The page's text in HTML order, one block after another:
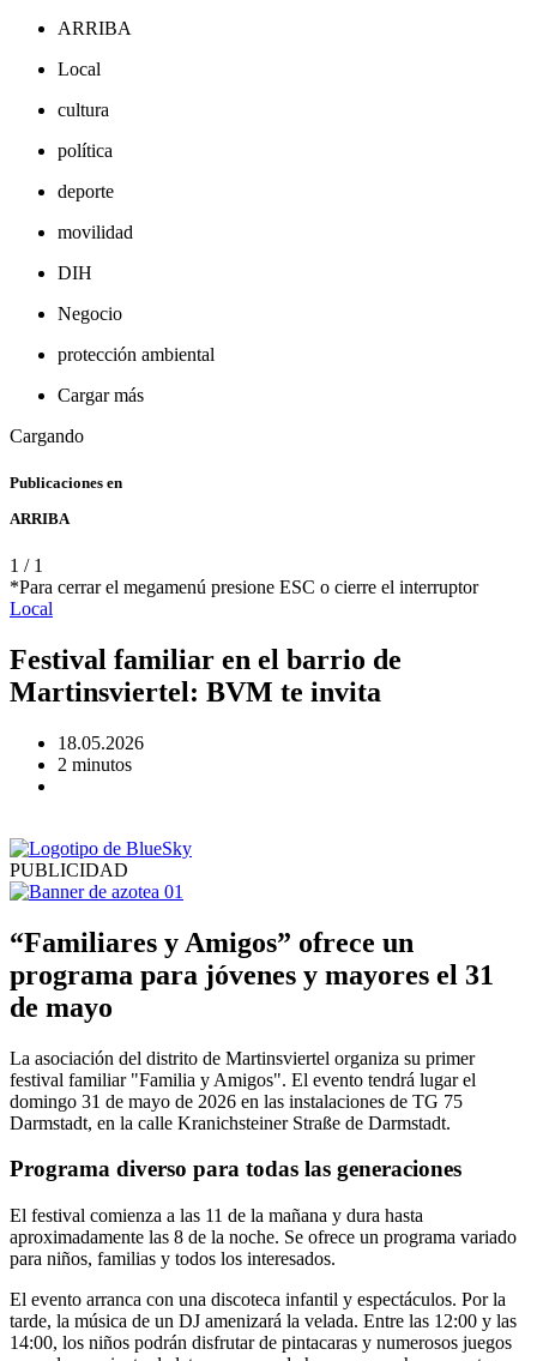
ARRIBA
Local
cultura
política
deporte
movilidad
DIH
Negocio
protección ambiental
Cargar más
Cargando
Publicaciones en
ARRIBA
1 / 1
*Para cerrar el megamenú presione ESC o cierre el interruptor
Local
Festival familiar en el barrio de
Martinsviertel: BVM te invita
18.05.2026
2 minutos
PUBLICIDAD
“Familiares y Amigos” ofrece un
programa para jóvenes y mayores el 31
de mayo
La asociación del distrito de Martinsviertel organiza su primer
festival familiar "Familia y Amigos". El evento tendrá lugar el
domingo 31 de mayo de 2026 en las instalaciones de TG 75
Darmstadt, en la calle Kranichsteiner Straße de Darmstadt.
Programa diverso para todas las generaciones
El festival comienza a las 11 de la mañana y dura hasta
aproximadamente las 8 de la noche. Se ofrece un programa variado
para niños, familias y todos los interesados.
El evento arranca con una discoteca infantil y espectáculos. Por la
tarde, la música de un DJ amenizará la velada. Entre las 12:00 y las
14:00, los niños podrán disfrutar de pintacaras y numerosos juegos